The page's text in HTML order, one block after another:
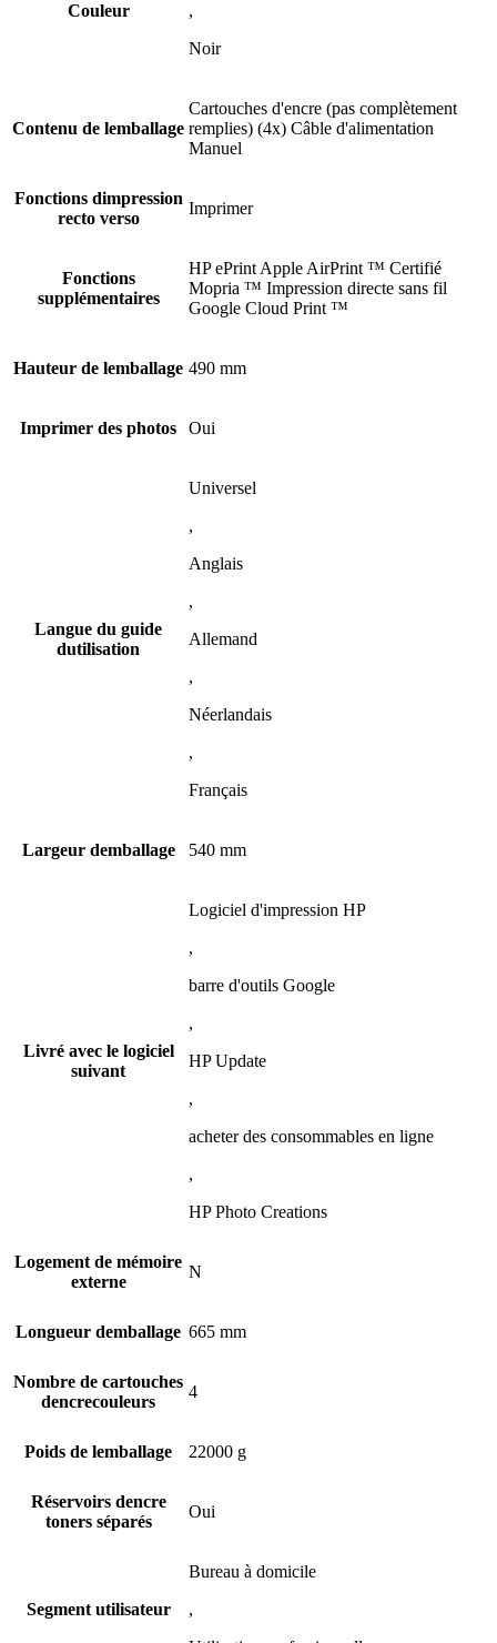
Couleur
,
Noir
Contenu de lemballage
Cartouches d'encre (pas complètement
remplies) (4x) Câble d'alimentation
Manuel
Fonctions dimpression
recto verso
Imprimer
Fonctions
supplémentaires
HP ePrint Apple AirPrint ™ Certifié
Mopria ™ Impression directe sans fil
Google Cloud Print ™
Hauteur de lemballage 490 mm
Imprimer des photos Oui
Langue du guide
dutilisation
Universel
,
Anglais
,
Allemand
,
Néerlandais
,
Français
Largeur demballage 540 mm
Livré avec le logiciel
suivant
Logiciel d'impression HP
,
barre d'outils Google
,
HP Update
,
acheter des consommables en ligne
,
HP Photo Creations
Logement de mémoire
externe
N
Longueur demballage 665 mm
Nombre de cartouches
dencrecouleurs
4
Poids de lemballage 22000 g
Réservoirs dencre
toners séparés
Oui
Segment utilisateur
Bureau à domicile
,